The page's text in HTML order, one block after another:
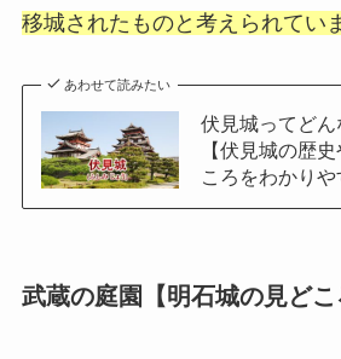
移城されたものと考えられてい
あわせて読みたい
伏見城ってどん
【伏見城の歴
ころをわかりや
武蔵の庭園【明石城の見どこ